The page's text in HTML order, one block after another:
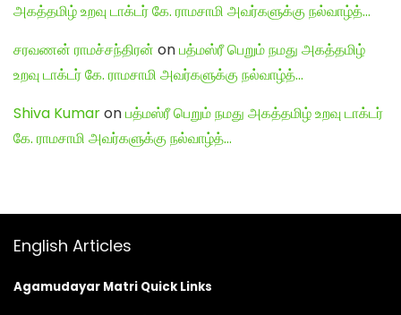
அகத்தமிழ் உறவு டாக்டர் கே. ராமசாமி அவர்களுக்கு நல்வாழ்த்…
சரவணன் ராமச்சந்திரன் onபத்மஸ்ரீ பெறும் நமது அகத்தமிழ்
உறவு டாக்டர் கே. ராமசாமி அவர்களுக்கு நல்வாழ்த்…
Shiva Kumaronபத்மஸ்ரீ பெறும் நமது அகத்தமிழ் உறவு டாக்டர்
கே. ராமசாமி அவர்களுக்கு நல்வாழ்த்…
English Articles
Agamudayar Matri Quick Links